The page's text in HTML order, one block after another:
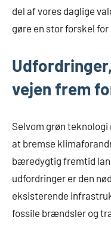
del af vores daglige
gøre en stor forskel
vejen frem
Selvom grøn
at bremse
bæredygtig fremtid
udfordringer er den
eksisterende
fossile brændsler og